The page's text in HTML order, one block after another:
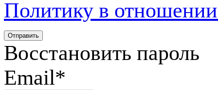
Политику в
Восстановить пароль
Email*